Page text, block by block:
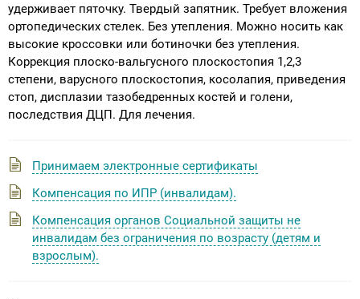
удерживает пяточку. Твердый запятник. Требует вложения
ортопедических стелек. Без утепления. Можно носить как
высокие кроссовки или ботиночки без утепления.
Коррекция плоско-вальгусного плоскостопия 1,2,3
степени, варусного плоскостопия, косолапия, приведения
стоп, дисплазии тазобедренных костей и голени,
последствия ДЦП. Для лечения.
Принимаем электронные сертификаты
Компенсация по ИПР (инвалидам).
Компенсация органов Социальной защиты не
инвалидам без ограничения по возрасту (детям и
взрослым).